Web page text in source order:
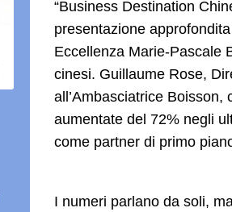
“Business Destination
presentazione
Eccellenza Marie-Pascale
cinesi. Guillaume Rose,
all’Ambasciatrice
aumentate del 72% negli
come partner di primo
I numeri parlano da soli,